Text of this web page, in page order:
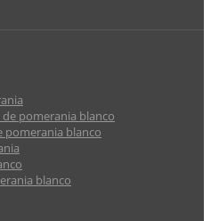
pomerania blanco
pomerania blanco
blanco